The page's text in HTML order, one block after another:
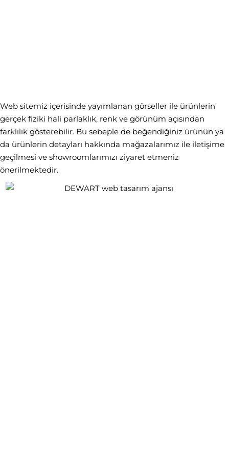
Web sitemiz içerisinde yayımlanan görseller ile ürünlerin
gerçek fiziki hali parlaklık, renk ve görünüm açısından
farklılık gösterebilir. Bu sebeple de beğendiğiniz ürünün ya
da ürünlerin detayları hakkında mağazalarımız ile iletişime
geçilmesi ve showroomlarımızı ziyaret etmeniz
önerilmektedir.